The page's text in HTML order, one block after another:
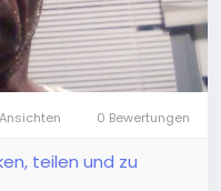
0 Bewertungen
teilen und zu